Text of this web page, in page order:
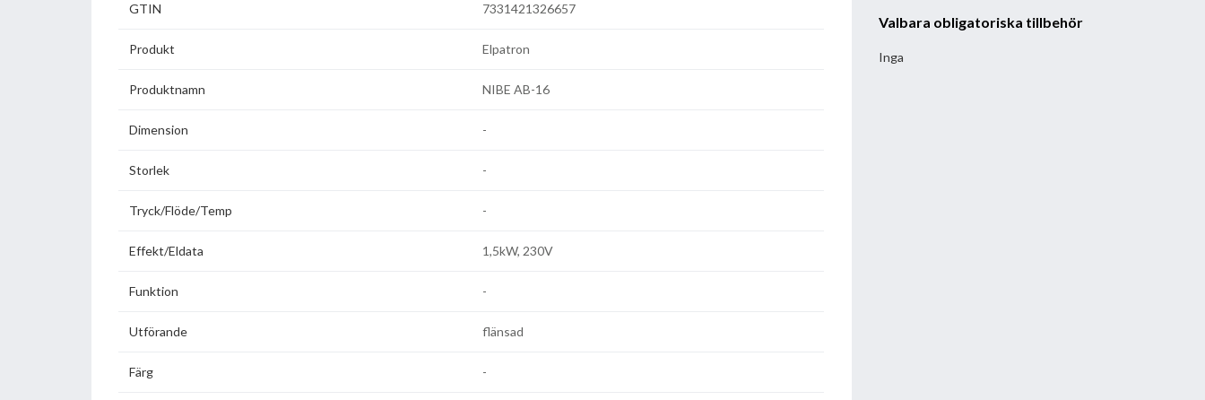
GTIN 7331421326657
Produkt Elpatron
Produktnamn NIBE AB-16
Dimension -
Storlek -
Tryck/Flöde/Temp -
Effekt/Eldata 1,5kW, 230V
Funktion -
Utförande flänsad
Färg -
Valbara obligatoriska tillbehör
Inga